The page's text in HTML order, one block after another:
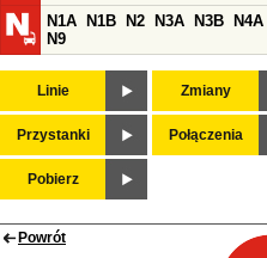
N1A
N1B N2 N3A N3B N4A
N9
Linie Zmiany
Przystanki Połączenia
Pobierz
Powrót